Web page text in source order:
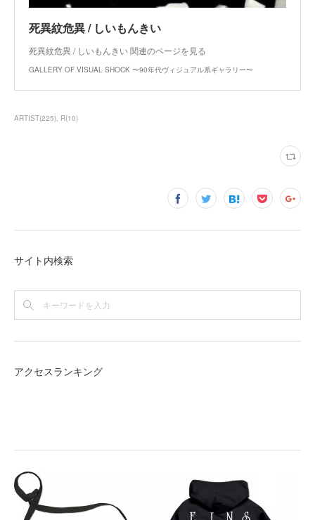
死異紋危異 / しいもんきい
死異紋危異 / しいもんきい 関連のページを見る
GALLERY OF VISUAL SHOCK 〜90年代ヴィジュアル系ギャラリー〜
ARTIST(225) R(10)
サイト内検索
アクセスランキング